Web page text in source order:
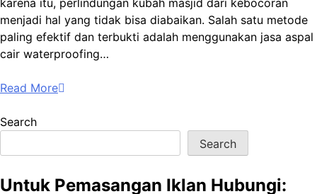
menjadi hal yang tidak bisa diabaikan. Salah satu metode
paling efektif dan terbukti adalah menggunakan jasa aspal
cair waterproofing…
Read More
Search
Search
Untuk Pemasangan Iklan Hubungi: